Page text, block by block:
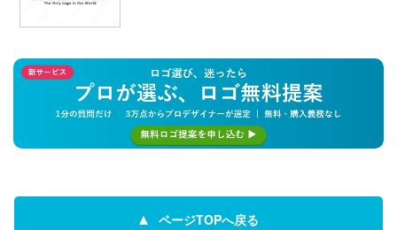
ページTOPへ戻る